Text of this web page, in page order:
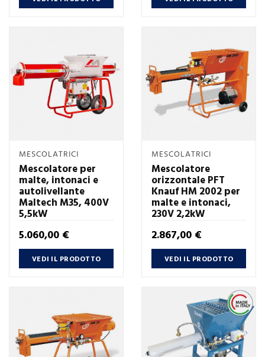
MESCOLATRICI
Mescolatore per
malte, intonaci e
autolivellante
Maltech M35, 400V
5,5kW
Prezzo
5.060,00 €
VEDI IL PRODOTTO
MESCOLATRICI
Mescolatore
orizzontale PFT
Knauf HM 2002 per
malte e intonaci,
230V 2,2kW
Prezzo
2.867,00 €
VEDI IL PRODOTTO